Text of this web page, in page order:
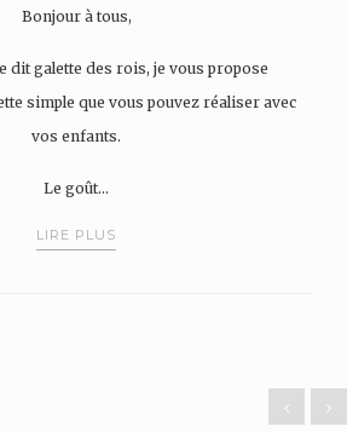
Bonjour à tous,
dit galette des rois, je vous propose
simple que vous pouvez réaliser avec
vos enfants.
Le goût…
LIRE PLUS